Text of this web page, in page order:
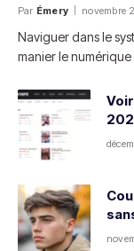
Par Émery novembre
Naviguer dans le
manier le